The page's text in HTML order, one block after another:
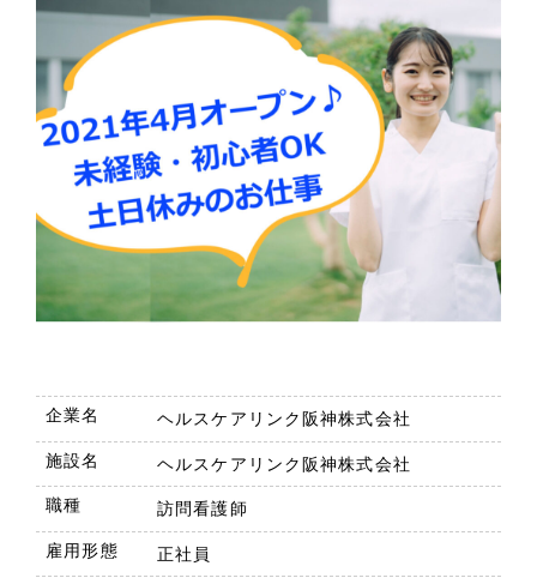
企業名 ヘルスケアリンク阪神株式会社
施設名 ヘルスケアリンク阪神株式会社
職種 訪問看護師
雇用形態 正社員